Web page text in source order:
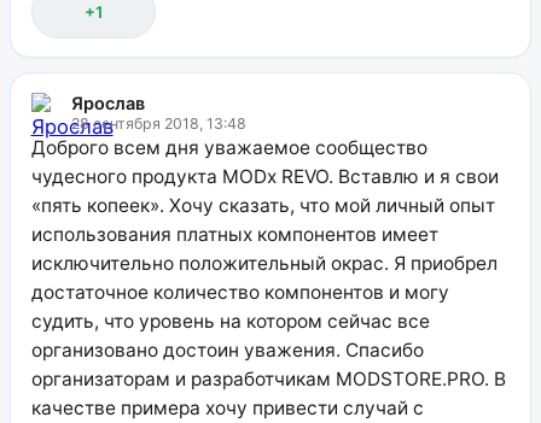
+1
Ярослав
28 сентября 2018, 13:48
Доброго всем дня уважаемое сообщество
чудесного продукта MODx REVO. Вставлю и я свои
«пять копеек». Хочу сказать, что мой личный опыт
использования платных компонентов имеет
исключительно положительный окрас. Я приобрел
достаточное количество компонентов и могу
судить, что уровень на котором сейчас все
организовано достоин уважения. Спасибо
организаторам и разработчикам MODSTORE.PRO. В
качестве примера хочу привести случай с